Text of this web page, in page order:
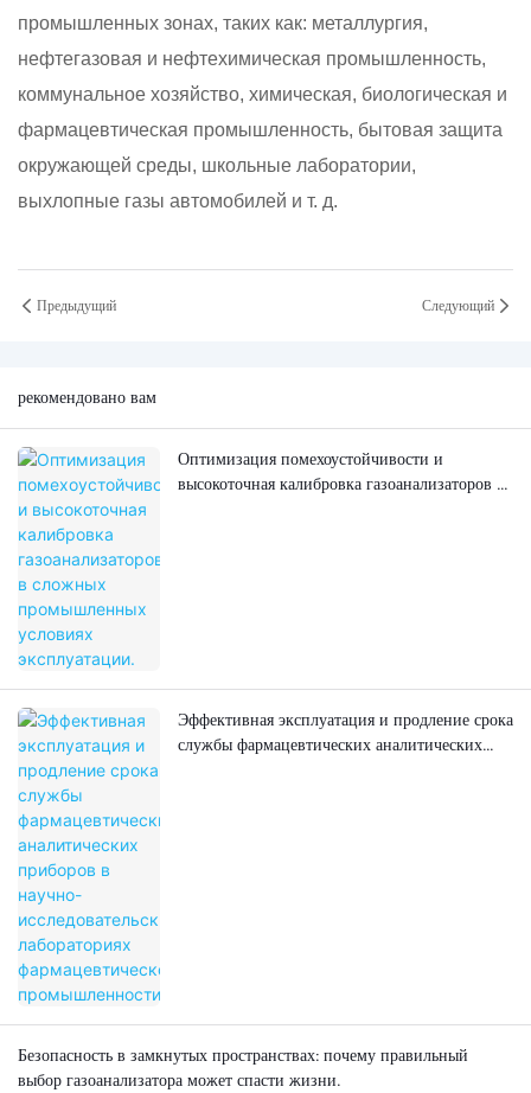
промышленных зонах, таких как: металлургия,
нефтегазовая и нефтехимическая промышленность,
коммунальное хозяйство, химическая, биологическая и
фармацевтическая промышленность, бытовая защита
окружающей среды, школьные лаборатории,
выхлопные газы автомобилей и т. д.
Предыдущий Следующий
рекомендовано вам
Оптимизация помехоустойчивости и
высокоточная калибровка газоанализаторов в
Эффективная эксплуатация и продление срока
службы фармацевтических аналитических
Безопасность в замкнутых пространствах: почему правильный
выбор газоанализатора может спасти жизни.